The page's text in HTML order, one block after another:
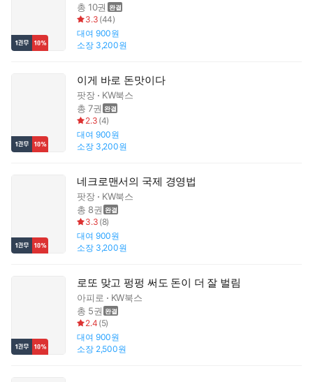
총 10권
3.3 (44)
대여 900원
소장 3,200원
이게 바로 돈맛이다
팟장
KW북스
총 7권
2.3 (4)
대여 900원
소장 3,200원
네크로맨서의 국제 경영법
팟장
KW북스
총 8권
3.3 (8)
대여 900원
소장 3,200원
로또 맞고 펑펑 써도 돈이 더 잘 벌림
아피로
KW북스
총 5권
2.4 (5)
대여 900원
소장 2,500원